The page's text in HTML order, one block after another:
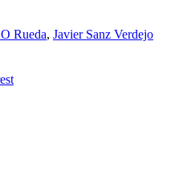
Rueda, Javier Sanz Verdejo